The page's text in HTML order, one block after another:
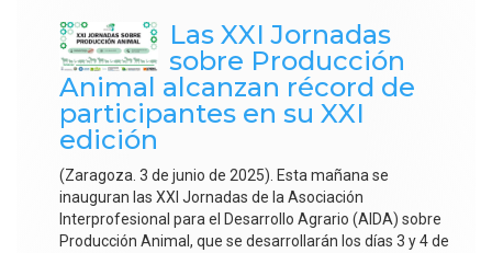
Las XXI Jornadas
sobre Producción
Animal alcanzan récord de
participantes en su XXI
edición
(Zaragoza. 3 de junio de 2025). Esta mañana se
inauguran las XXI Jornadas de la Asociación
Interprofesional para el Desarrollo Agrario (AIDA) sobre
Producción Animal, que se desarrollarán los días 3 y 4 de